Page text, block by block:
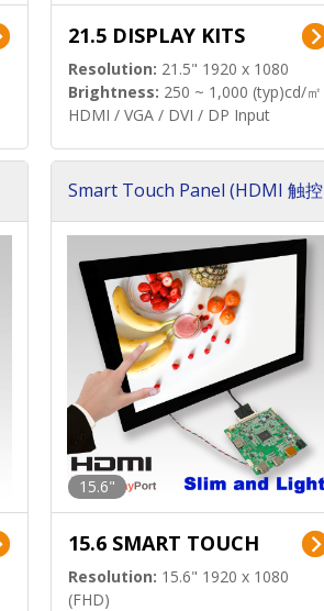
21.5 DISPLAY KITS
Resolution: 21.5" 1920 x 1080
Brightness: 250 ~ 1,000 (typ)cd/㎡
HDMI / VGA / DVI / DP Input
Smart Touch Panel (HDMI 触控
15.6"
15.6 SMART TOUCH
Resolution: 15.6" 1920 x 1080
(FHD)